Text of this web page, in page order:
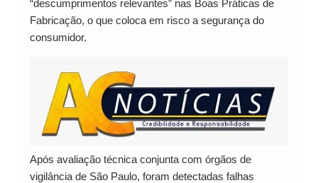
“descumprimentos relevantes” nas Boas Práticas de
Fabricação, o que coloca em risco a segurança do
consumidor.
Após avaliação técnica conjunta com órgãos de
vigilância de São Paulo, foram detectadas falhas